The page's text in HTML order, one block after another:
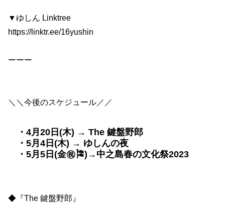
▼ゆしん Linktree
https://linktr.ee/16yushin
ーーー
＼＼今後のスケジュール／／
・4月20日(木) → The 鍵盤野郎
・5月4日(木) → ゆしんの夜
・5月5日(金㊗️🎏)→中之島春の文化祭2023
◆『The 鍵盤野郎』